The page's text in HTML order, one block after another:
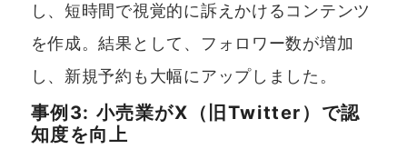
し、短時間で視覚的に訴えかけるコンテンツ
を作成。結果として、フォロワー数が増加
し、新規予約も大幅にアップしました。
事例3: 小売業がX（旧Twitter）で認
知度を向上